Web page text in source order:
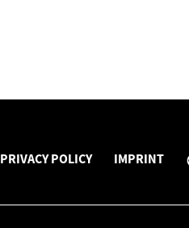
PRIVACY POLICY IMPRINT